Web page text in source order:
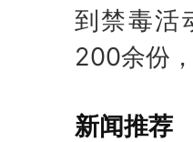
到禁毒活
200余份
新闻推荐